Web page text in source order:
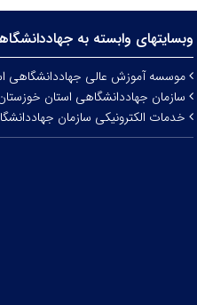
وبسایتهای وابسته به
موسسه آموزش عالی جهاددانشگاهی
سازمان جهاددانشگاهی استان
خدمات الکترونیکی سازمان